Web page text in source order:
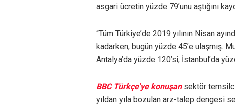
asgari ücretin yüzde 79’unu aştığını
“Tüm Türkiye’de 2019 yılının Nisan
kadarken, bugün yüzde 45’e ulaşmış.
Antalya’da yüzde 120’si, İstanbul’da
BBC Türkçe’ye konuşansektör
yıldan yıla bozulan arz-talep dengesi